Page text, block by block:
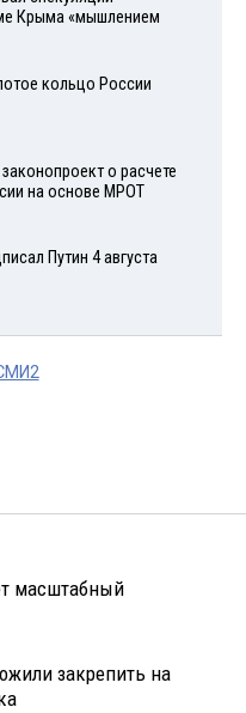
Крыма «мышлением
кольцо России
о расчете
на основе МРОТ
Путин 4 августа
масштабный
закрепить на